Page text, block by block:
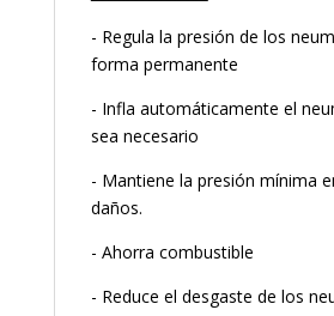
- Regula la presión de los
forma permanente
- Infla automáticamente el
sea necesario
- Mantiene la presión mínima
daños.
- Ahorra combustible
- Reduce el desgaste de los